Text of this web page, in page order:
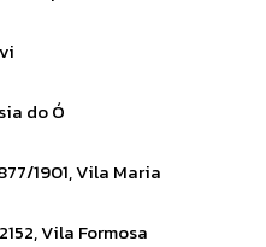
do Ó
1901, Vila Maria
Vila Formosa